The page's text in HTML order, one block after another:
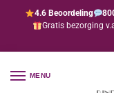
4.6 Beoordeling
Gratis bezorging
MENU